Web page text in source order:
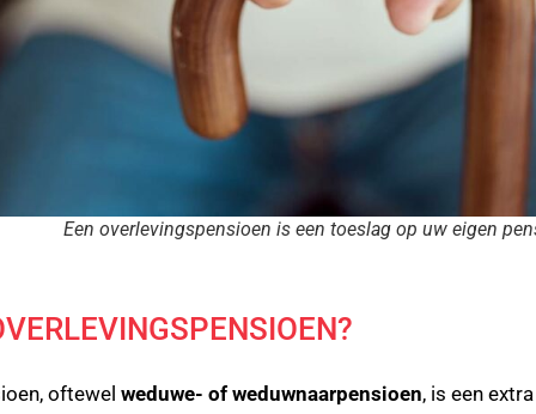
Een overlevingspensioen is een toeslag op uw eigen
oftewel weduwe- of weduwnaarpensioen, is een